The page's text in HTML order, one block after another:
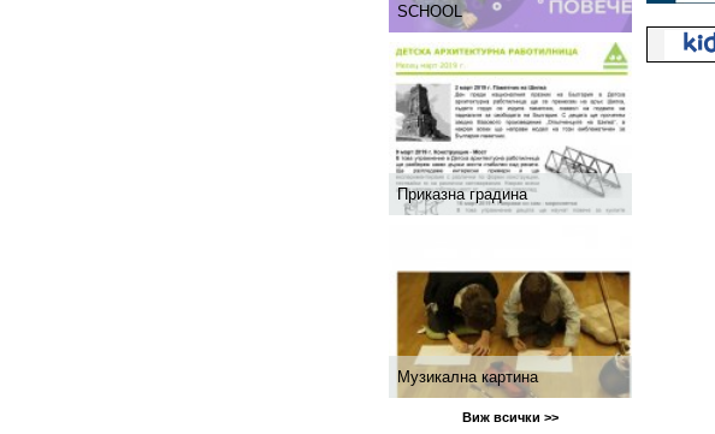
SCHOOL
Приказна градина
Музикална картина
Виж всички >>